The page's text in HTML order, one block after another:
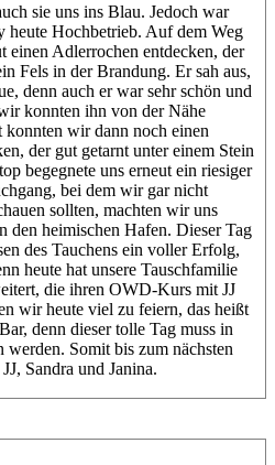
sie uns ins Blau. Jedoch war
Hochbetrieb. Auf dem Weg
einen Adlerrochen entdecken, der
Fels in der Brandung. Er sah aus,
denn auch er war sehr schön und
konnten ihn von der Nähe
wir dann noch einen
der gut getarnt unter einem Stein
begegnete uns erneut ein riesiger
bei dem wir gar nicht
sollten, machten wir uns
den heimischen Hafen. Dieser Tag
des Tauchens ein voller Erfolg,
heute hat unsere Tauschfamilie
die ihren OWD-Kurs mit JJ
wir heute viel zu feiern, das heißt
denn dieser tolle Tag muss in
werden. Somit bis zum nächsten
Sandra und Janina.